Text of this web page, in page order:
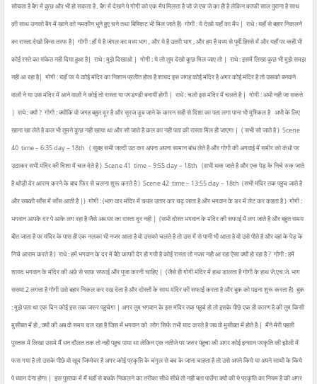
सोचता है बैग में कुछ और भी हो सकता है , बैग में देखने पे गोगी को एक मैप मिलता है जो जे एच जे का ही है लेकिन काफी साल पुराना है साथ
की साथ उनको बैग में खाने को नमकीन भुने हुए चने तथा बिस्किट भी मिल जाते है) गोगी : ये देखो यहाँ का मैप | राधे : यहाँ से बहार निकलने
का रास्ता देखो किस तरफ है| गोगी : हाँ ये है जंगल का मध्य भाग , और ये है उतरी भाग , और हम है मध्य से पूर्वी हिस्से में और यहाँ पर कहीं भी
कोई रस्ते का संकेत नही दिया हुआ है| राधे : मुझे दिखाओ | गोगी : ये लो तुम देखो कुछ मिल जाए तो | राधे : इसमें लिखा कुछ भी मुझे समझ
नही आ रहा है| गोगी : यहाँ पर ये कोई मंदिर का निशान प्रतीत होता है शायद इस जगह कोई मंदिर है अगर कोई मंदिर है तो उसको बनवाने
वालों ने या उस मंदिर में आने वालों ने कोई तो रास्ता या पगडण्डी बनायीं होगी | राधे : चलो इस मंदिर में चलते है | गोगी : अभी नही जा सकते
| राधे : क्यों ? गोगी : क्योंकि वो जगह बहुत दूर है और सूरज डूब जाने के कारन सही से दिशा का पता लगा पाना भी मुश्किल है अभी के लिए
खाना खा लेते है कल भी तुमने कुछ नही खाया था और सो जाते है कल का नही पता की रास्ता मिल ही जाएगा | ( सभी सो जाते है ) Scene
40 time – 6:35 day – 18th ( सुबह सभी जल्दी उठ कर अपना अपना सामान बांध लेते है और गोगी की अगवाई में समीर को कंधो पर
उठाकर सभी मंदिर की दिशा में चल देते है ) Scene 41 time – 9:55 day – 18th (सभी थक जाते है और एक पेड़ के निचे रुक जाते
है थोड़ी देर आराम करने के बाद फिर से चलना शुरू करते है ) Scene 42 time – 13:55 day – 18th (सभी मंदिर तक पहुच जाते है
और सबकी साँस में साँस आती है |) गोगी : (भाग कर मंदिर में चपल उतार कर चढ़ जाता है और भगवान के डर में लेट कर कहता है ) गोगी :
भगवान आपके दर पे आके लग रहा है जैसे अब घर का रास्ता दूर नही | (सभी दोस्त भगवान के मंदिर की सफाई में लग जाते है और बहुत समय
बीत जाता है पर मंदिर के पास ही एक नलका भी नजर आता है वो उसको चलते है तो उस में से पानी भी आता है वो उसे पीते है और वहां के पेड़ के
निचे आराम करते है ) राधे : हमें भगवान के दर में बैठे काफी देर हो गयी है कोई रास्ता तो नजर नही आ रहा ऐसा क्यों हो रहा है ? गोगी : हमें
शायद भगवान के मंदिर की अछे से साफ़ सफाई और पूजा करनी चाहिए | (जैसे ही गोगी मंदिर में हाथ डालता है गोगी के हाथ जे.एच.जे. भाग
सख्या 2 लगता है गोगी उसे बहार निकल कर रख देता है और दोस्तों के साथ मंदिर की सफाई करता है और बुक को पढना शुरू करता है) बुक
: मुझे पता था एक दिन कोई इस तक जरुर पहुचेगा | अगर तुम भगवान के इस मंदिर तक पहुचे हो तो इसके पीछे एक ही कारण है की तुम किसी
मुसीबत में हो , क्यों की अब वो समय चल रहा है जिस में भगवान को लोग सिर्फ तभी याद करते है जब वो मुसीबत में होते है | मैंने मेरी पहली
पुस्तक में लिखा उसमे मैं धन दौलत तक तो नही पहुच पाया था लेकिन एक नतीजे पर जरुर पंहुचा की अगर कोई इन्सान परकृति की झोली में
फस गया है तो उसके पीछे वो खुद जिम्मेवर है अगर कोई प्रकृति के चंगुल से बच के जाना चाहता है तो उसे अपने किये या अपने साथी के किये
पे ध्यान देना होगा | इस पुस्तक में मैं यहाँ से बचके निकलने का तरीका सीधे सीधे तो नही बता पाउँगा क्यों की ये प्रकृति का नियम है की अगर